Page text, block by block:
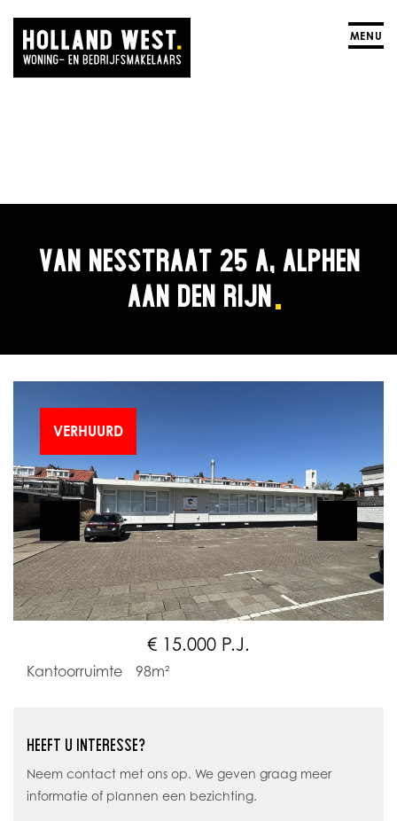
MENU
VAN NESSTRAAT 25 A, ALPHEN
AAN DEN RIJN
VERHUURD
€ 15.000 P.J.
Kantoorruimte 98m²
HEEFT U INTERESSE?
Neem contact met ons op. We geven graag meer
informatie of plannen een bezichting.